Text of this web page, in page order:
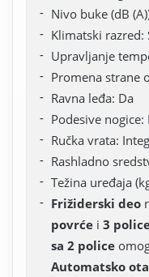
Nivo buke (dB
Klimatski razred:
Upravljanje
Promena strane
Ravna leđa: Da
Podesive nogice:
Ručka vrata:
Rashladno
Težina uređaja
Frižiderski deo
povrće i 3
sa 2 police
Automatsko